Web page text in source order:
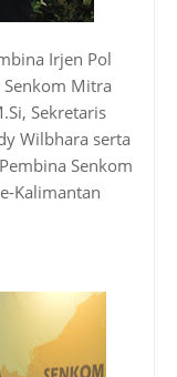
Irjen Pol
Senkom Mitra
Sekretaris
Wilbhara serta
Senkom
Kalimantan